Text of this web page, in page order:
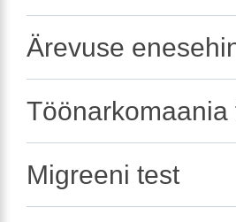
Ärevuse
Töönarkomaania
Migreeni test